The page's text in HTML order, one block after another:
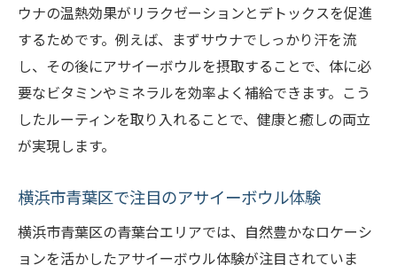
アサイーボウルで始める青葉台の健康生活
法
栄養満点のアサイーボウル活用術を解説
美容意識が高まる青葉台の食習慣を紹介
健康維持に選ばれるアサイーボウルの魅力
青葉台で手軽に始める健康的な朝食習慣
心身を整えるなら青葉台のサウナとアサイーボ
ウル
ウナの温熱効果がリラクゼーションとデトックスを促進
するためです。例えば、まずサウナでしっかり汗を流
し、その後にアサイーボウルを摂取することで、体に必
要なビタミンやミネラルを効率よく補給できます。こう
したルーティンを取り入れることで、健康と癒しの両立
が実現します。
横浜市青葉区で注目のアサイーボウル体験
横浜市青葉区の青葉台エリアでは、自然豊かなロケーシ
ョンを活かしたアサイーボウル体験が注目されていま